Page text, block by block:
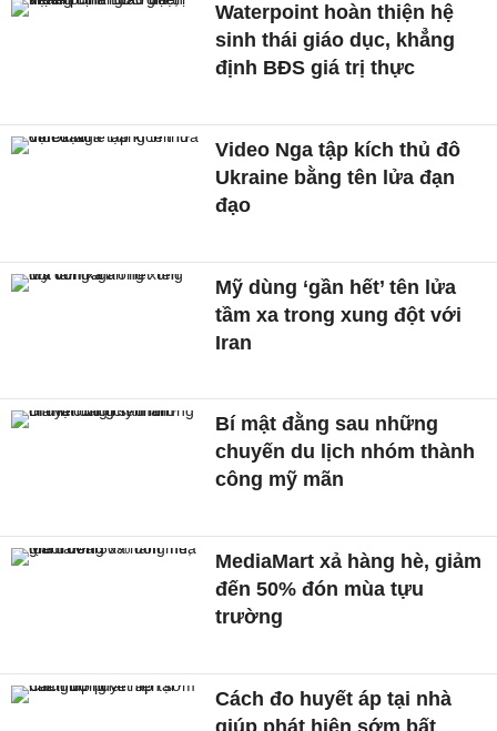
Waterpoint hoàn thiện hệ
sinh thái giáo dục, khẳng
định BĐS giá trị thực
Video Nga tập kích thủ đô
Ukraine bằng tên lửa đạn
đạo
Mỹ dùng ‘gần hết’ tên lửa
tầm xa trong xung đột với
Iran
Bí mật đằng sau những
chuyến du lịch nhóm thành
công mỹ mãn
MediaMart xả hàng hè, giảm
đến 50% đón mùa tựu
trường
Cách đo huyết áp tại nhà
giúp phát hiện sớm bất